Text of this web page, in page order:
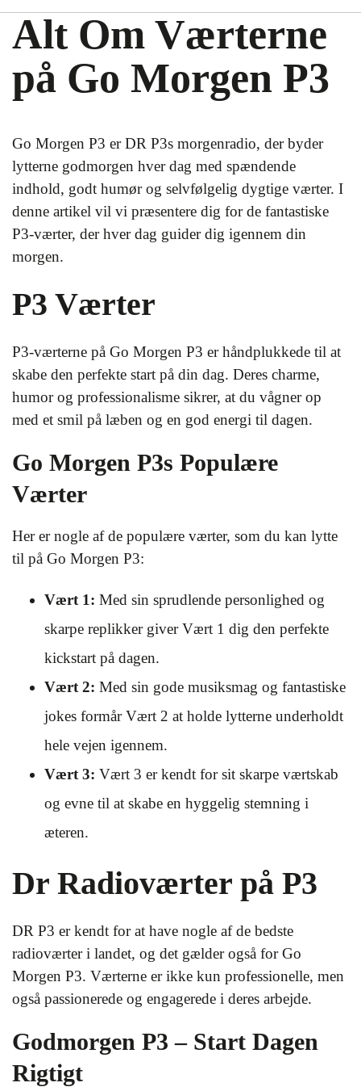
Alt Om Værterne
på Go Morgen P3
Go Morgen P3 er DR P3s morgenradio, der byder
lytterne godmorgen hver dag med spændende
indhold, godt humør og selvfølgelig dygtige værter. I
denne artikel vil vi præsentere dig for de fantastiske
P3-værter, der hver dag guider dig igennem din
morgen.
P3 Værter
P3-værterne på Go Morgen P3 er håndplukkede til at
skabe den perfekte start på din dag. Deres charme,
humor og professionalisme sikrer, at du vågner op
med et smil på læben og en god energi til dagen.
Go Morgen P3s Populære
Værter
Her er nogle af de populære værter, som du kan lytte
til på Go Morgen P3:
Vært 1: Med sin sprudlende personlighed og
skarpe replikker giver Vært 1 dig den perfekte
kickstart på dagen.
Vært 2: Med sin gode musiksmag og fantastiske
jokes formår Vært 2 at holde lytterne underholdt
hele vejen igennem.
Vært 3: Vært 3 er kendt for sit skarpe værtskab
og evne til at skabe en hyggelig stemning i
æteren.
Dr Radioværter på P3
DR P3 er kendt for at have nogle af de bedste
radioværter i landet, og det gælder også for Go
Morgen P3. Værterne er ikke kun professionelle, men
også passionerede og engagerede i deres arbejde.
Godmorgen P3 – Start Dagen
Rigtigt